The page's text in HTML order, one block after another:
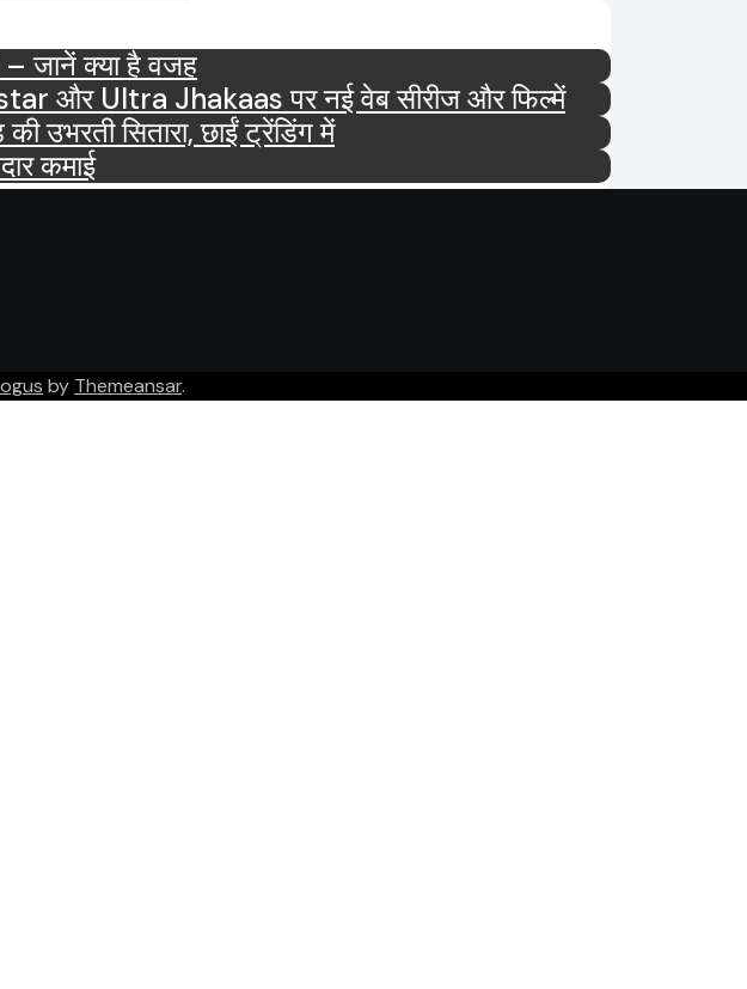
जानें क्या है वजह
Web Series : Netflix, JioHotstar और Ultra Jhakaas पर नई वेब सीरीज और फिल्में
सितारा, छाईं ट्रेंडिंग में
कमाई
by Themeansar.